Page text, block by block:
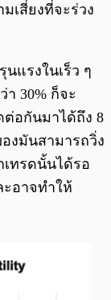
เสี่ยงที่จะร่วง
แรงในเร็ว ๆ
30% ก็จะ
ต่อกันมาได้ถึง 8
งมันสามารถวิ่ง
ทรดนั้นได้รอ
อาจทำให้